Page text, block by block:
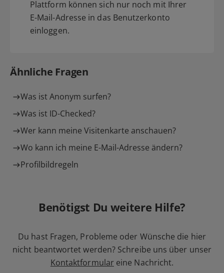
Plattform können sich nur noch mit Ihrer
E-Mail-Adresse in das Benutzerkonto
einloggen.
Ähnliche Fragen
Was ist Anonym surfen?
Was ist ID-Checked?
Wer kann meine Visitenkarte anschauen?
Wo kann ich meine E-Mail-Adresse ändern?
Profilbildregeln
Benötigst Du weitere Hilfe?
Du hast Fragen, Probleme oder Wünsche die hier
nicht beantwortet werden? Schreibe uns über unser
Kontaktformular eine Nachricht.